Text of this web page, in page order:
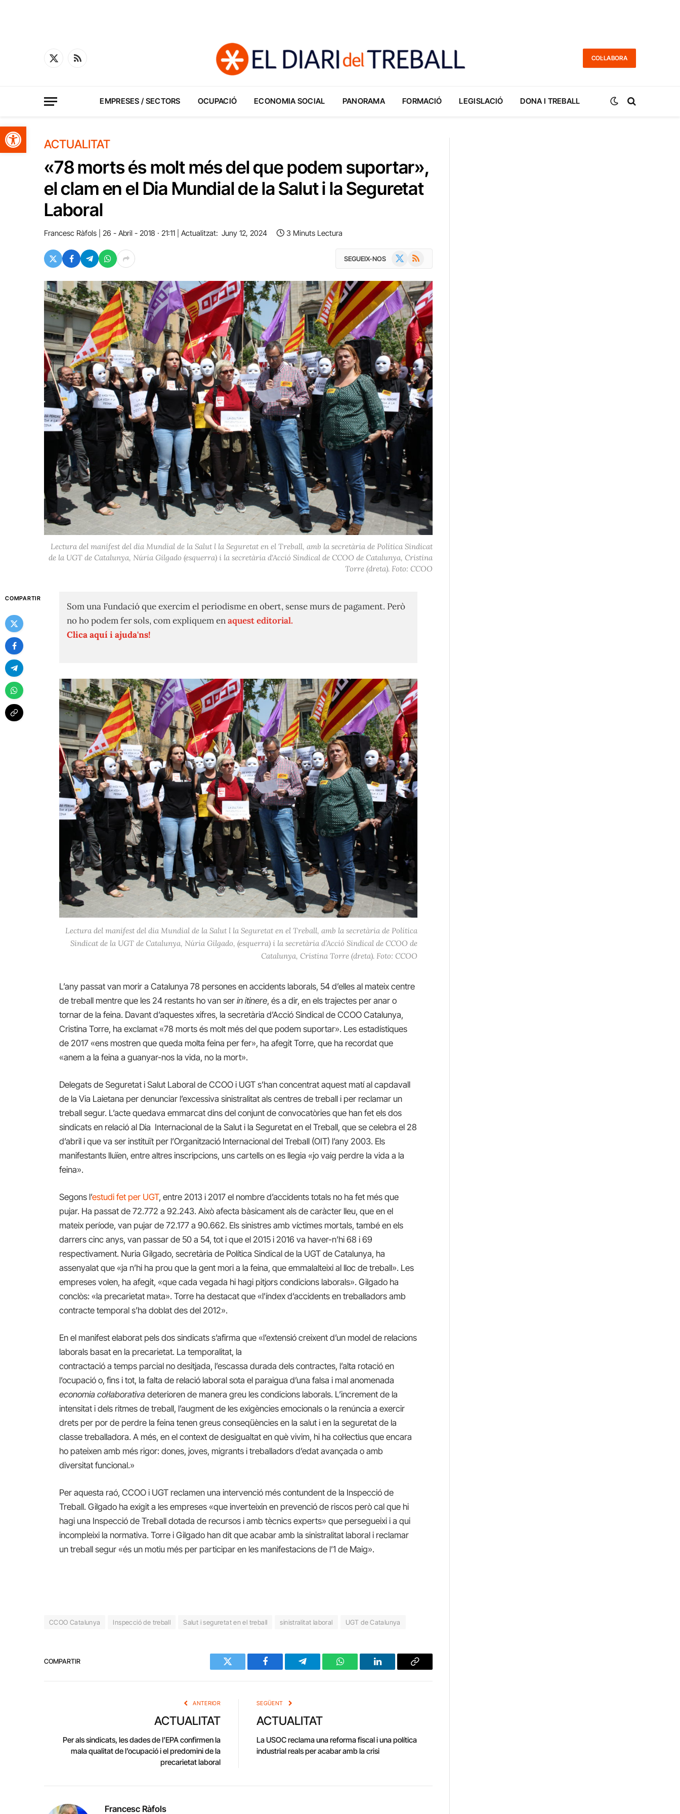
Obre la barra d'eines
X
RSS
COL·LABORA
EMPRESES / SECTORS OCUPACIÓ ECONOMIA SOCIAL PANORAMA FORMACIÓ LEGISLACIÓ DONA I TREBALL
ACTUALITAT
«78 morts és molt més del que podem suportar»,
el clam en el Dia Mundial de la Salut i la Seguretat
Laboral
Francesc Ràfols 26 - Abril - 2018 · 21:11 Actualitzat: Juny 12, 2024 3 Minuts Lectura
SEGUEIX-NOS RSS
Lectura del manifest del dia Mundial de la Salut l la Seguretat en el Treball, amb la secretària de Política Sindicat
de la UGT de Catalunya, Núria Gilgado (esquerra) i la secretària d'Acció Sindical de CCOO de Catalunya, Cristina
Torre (dreta). Foto: CCOO
COMPARTIR
Som una Fundació que exercim el periodisme en obert, sense murs de pagament. Però
no ho podem fer sols, com expliquem enaquest editorial.
Clica aquí i ajuda'ns!
Lectura del manifest del dia Mundial de la Salut l la Seguretat en el Treball, amb la secretària de Política
Sindicat de la UGT de Catalunya, Núria Gilgado, (esquerra) i la secretària d’Acció Sindical de CCOO de
Catalunya, Cristina Torre (dreta). Foto: CCOO
L’any passat van morir a Catalunya 78 persones en accidents laborals, 54 d’elles al mateix centre
de treball mentre que les 24 restants ho van serin itinere, és a dir, en els trajectes per anar o
tornar de la feina. Davant d’aquestes xifres, la secretària d’Acció Sindical de CCOO Catalunya,
Cristina Torre, ha exclamat «78 morts és molt més del que podem suportar». Les estadístiques
de 2017 «ens mostren que queda molta feina per fer», ha afegit Torre, que ha recordat que
«anem a la feina a guanyar-nos la vida, no la mort».
Delegats de Seguretat i Salut Laboral de CCOO i UGT s’han concentrat aquest matí al capdavall
de la Via Laietana per denunciar l’excessiva sinistralitat als centres de treball i per reclamar un
treball segur. L’acte quedava emmarcat dins del conjunt de convocatòries que han fet els dos
sindicats en relació al Dia Internacional de la Salut i la Seguretat en el Treball, que se celebra el 28
d’abril i que va ser instituït per l’Organització Internacional del Treball (OIT) l’any 2003. Els
manifestants lluïen, entre altres inscripcions, uns cartells on es llegia «jo vaig perdre la vida a la
feina».
Segons l’estudi fet per UGT, entre 2013 i 2017 el nombre d’accidents totals no ha fet més que
pujar. Ha passat de 72.772 a 92.243. Això afecta bàsicament als de caràcter lleu, que en el
mateix període, van pujar de 72.177 a 90.662. Els sinistres amb víctimes mortals, també en els
darrers cinc anys, van passar de 50 a 54, tot i que el 2015 i 2016 va haver-n’hi 68 i 69
respectivament. Nuria Gilgado, secretària de Política Sindical de la UGT de Catalunya, ha
assenyalat que «ja n’hi ha prou que la gent mori a la feina, que emmalalteixi al lloc de treball». Les
empreses volen, ha afegit, «que cada vegada hi hagi pitjors condicions laborals». Gilgado ha
conclòs: «la precarietat mata». Torre ha destacat que «l’índex d’accidents en treballadors amb
contracte temporal s’ha doblat des del 2012».
En el manifest elaborat pels dos sindicats s’afirma que «l’extensió creixent d’un model de relacions
laborals basat en la precarietat. La temporalitat, la
contractació a temps parcial no desitjada, l’escassa durada dels contractes, l’alta rotació en
l’ocupació o, fins i tot, la falta de relació laboral sota el paraigua d’una falsa i mal anomenada
economia col·laborativadeterioren de manera greu les condicions laborals. L’increment de la
intensitat i dels ritmes de treball, l’augment de les exigències emocionals o la renúncia a exercir
drets per por de perdre la feina tenen greus conseqüències en la salut i en la seguretat de la
classe treballadora. A més, en el context de desigualtat en què vivim, hi ha col·lectius que encara
ho pateixen amb més rigor: dones, joves, migrants i treballadors d’edat avançada o amb
diversitat funcional.»
Per aquesta raó, CCOO i UGT reclamen una intervenció més contundent de la Inspecció de
Treball. Gilgado ha exigit a les empreses «que inverteixin en prevenció de riscos però cal que hi
hagi una Inspecció de Treball dotada de recursos i amb tècnics experts» que persegueixi i a qui
incompleixi la normativa. Torre i Gilgado han dit que acabar amb la sinistralitat laboral i reclamar
un treball segur «és un motiu més per participar en les manifestacions de l’1 de Maig».
CCOO Catalunya Inspecció de treball Salut i seguretat en el treball sinistralitat laboral UGT de Catalunya
COMPARTIR
Twitter Facebook Telegram WhatsAppLinkedIn Copy
ANTERIOR
ACTUALITAT
Per als sindicats, les dades de l’EPA confirmen la
mala qualitat de l’ocupació i el predomini de la
precarietat laboral
SEGÜENT
ACTUALITAT
La USOC reclama una reforma fiscal i una política
industrial reals per acabar amb la crisi
Francesc Ràfols